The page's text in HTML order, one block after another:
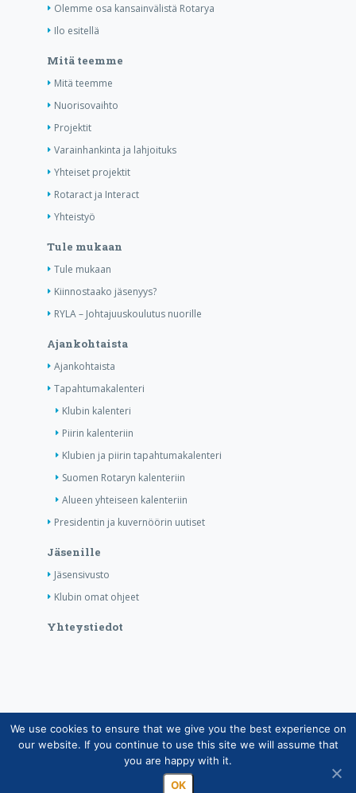
Olemme osa kansainvälistä Rotarya
Ilo esitellä
Mitä teemme
Mitä teemme
Nuorisovaihto
Projektit
Varainhankinta ja lahjoituks
Yhteiset projektit
Rotaract ja Interact
Yhteistyö
Tule mukaan
Tule mukaan
Kiinnostaako jäsenyys?
RYLA – Johtajuuskoulutus nuorille
Ajankohtaista
Ajankohtaista
Tapahtumakalenteri
Klubin kalenteri
Piirin kalenteriin
Klubien ja piirin tapahtumakalenteri
Suomen Rotaryn kalenteriin
Alueen yhteiseen kalenteriin
Presidentin ja kuvernöörin uutiset
Jäsenille
Jäsensivusto
Klubin omat ohjeet
Yhteystiedot
Copyright © Suomen Rotarypalvelu ry 2026 |
Jäsentietojärjestelmän tietosuojaseloste|Henkilötietojen
käsittely Rotarytoiminnassa
We use cookies to ensure that we give you the best experience on
our website. If you continue to use this site we will assume that
you are happy with it.
OK